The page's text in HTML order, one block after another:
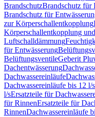
BrandschutzBrandschutz für
Brandschutz für
zur Körperschallentkopplung
Körperschallentkopplung und
Luftschalldämmung
für Entwässerung
BelüftungsventileGeberit
Dachentwässerung
Dachwassereinläufe
Dachwassereinläufe bis 12 l/s
l/sErsatzteile für
für RinnenErsatzteile für
RinnenDachwassereinläufe